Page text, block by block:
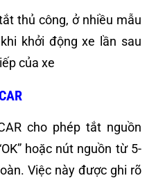
thủ công, ở nhiều mẫu
khởi động xe lần sau
của xe
cho phép tắt nguồn
hoặc nút nguồn từ 5-
Việc này được ghi rõ